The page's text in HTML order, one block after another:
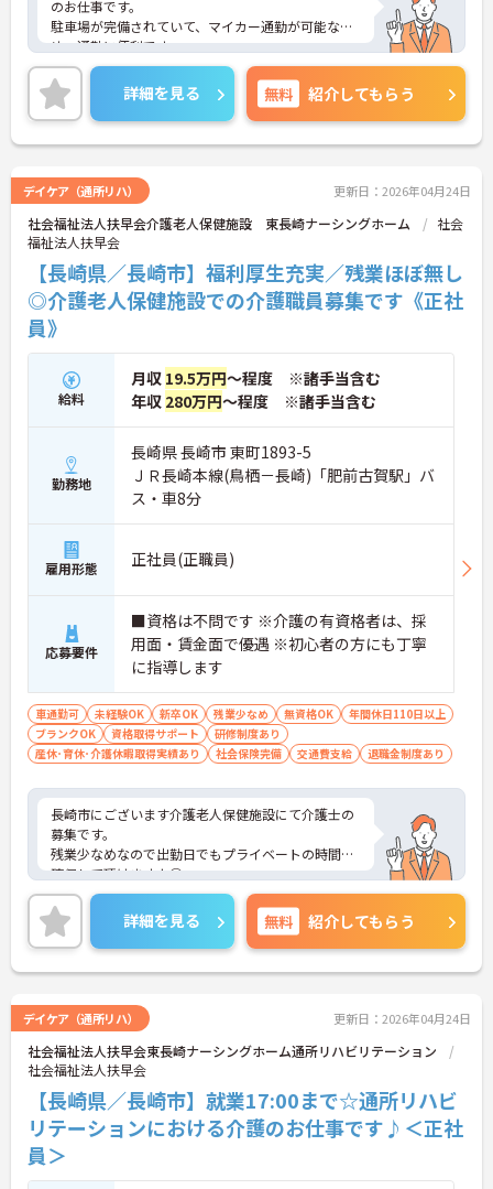
のお仕事です。
駐車場が完備されていて、マイカー通勤が可能なた
め、通勤に便利です。
ご興味ある方には、面接対策ポイントなど、さらに
詳細をお話しいたしますのでお気軽にご相談くださ
い。
詳細を見る 無料 紹介してもらう
デイケア（通所リハ） 更新日：2026年04月24日
社会福祉法人扶早会介護老人保健施設 東長崎ナーシングホーム
社会
福祉法人扶早会
【長崎県／長崎市】福利厚生充実／残業ほぼ無し
◎介護老人保健施設での介護職員募集です《正社
員》
給料
月収 19.5万円～程度 ※諸手当含む
年収 280万円～程度 ※諸手当含む
勤務地
長崎県 長崎市 東町1893-5
ＪＲ長崎本線(鳥栖－長崎)「肥前古賀駅」バ
ス・車8分
雇用形態 正社員(正職員)
応募要件
■資格は不問です ※介護の有資格者は、採
用面・賃金面で優遇 ※初心者の方にも丁寧
に指導します
車通勤可 未経験OK 新卒OK 残業少なめ 無資格OK
年間休日110日以上
ブランクOK
資格取得サポート
研修制度あり
産休･育休･介護休暇取得実績あり
社会保険完備 交通費支給 退職金制度あり
長崎市にございます介護老人保健施設にて介護士の
募集です。
残業少なめなので出勤日でもプライベートの時間を
確保して頂けますよ◎
また研修や手当をはじめ福利厚生が充実！ご自身の
ライフステージや働き方に合わせて勤務しやすい環
境がととのっています★
ご興味ある方には、面接対策ポイントなど、詳細を
お話しいたしますのでお気軽にご相談ください。
詳細を見る 無料 紹介してもらう
デイケア（通所リハ） 更新日：2026年04月24日
社会福祉法人扶早会東長崎ナーシングホーム通所リハビリテーション
社会福祉法人扶早会
【長崎県／長崎市】就業17:00まで☆通所リハビ
リテーションにおける介護のお仕事です♪＜正社
員＞